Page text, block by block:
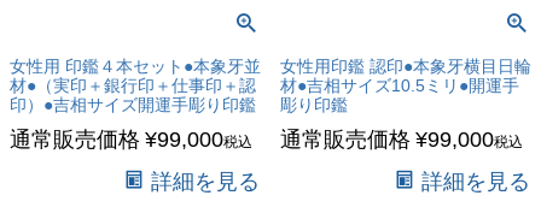
女性用 印鑑４本セット●本象牙並
材●（実印＋銀行印＋仕事印＋認
印）●吉相サイズ開運手彫り印鑑
通常販売価格 ¥99,000税込
詳細を見る
女性用印鑑 認印●本象牙横目日輪
材●吉相サイズ10.5ミリ●開運手
彫り印鑑
通常販売価格 ¥99,000税込
詳細を見る
並び順
新着順
登録順